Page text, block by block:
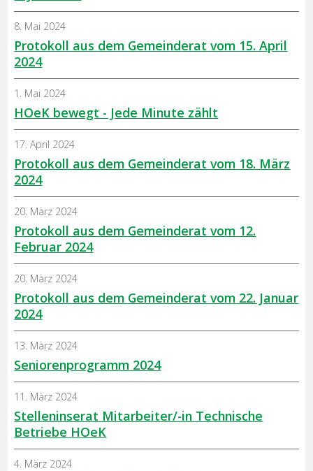
Protokoll aus dem Gemeinderat vom 15. April
2024
8. Mai 2024
HOeK bewegt - Jede Minute zählt
1. Mai 2024
Protokoll aus dem Gemeinderat vom 18. März
2024
17. April 2024
Protokoll aus dem Gemeinderat vom 12.
Februar 2024
20. März 2024
Protokoll aus dem Gemeinderat vom 22. Januar
2024
20. März 2024
Seniorenprogramm 2024
13. März 2024
Stelleninserat Mitarbeiter/-in Technische
Betriebe HOeK
11. März 2024
4. März 2024